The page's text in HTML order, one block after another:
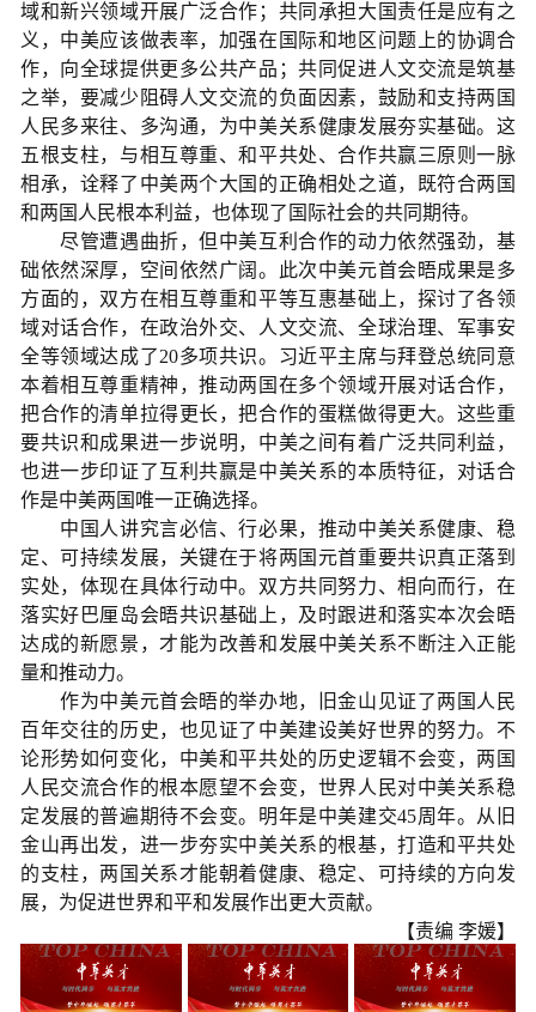
域和新兴领域开展广泛合作；共同承担大国责任是应有之
义，中美应该做表率，加强在国际和地区问题上的协调合
作，向全球提供更多公共产品；共同促进人文交流是筑基
之举，要减少阻碍人文交流的负面因素，鼓励和支持两国
人民多来往、多沟通，为中美关系健康发展夯实基础。这
五根支柱，与相互尊重、和平共处、合作共赢三原则一脉
相承，诠释了中美两个大国的正确相处之道，既符合两国
和两国人民根本利益，也体现了国际社会的共同期待。
尽管遭遇曲折，但中美互利合作的动力依然强劲，基
础依然深厚，空间依然广阔。此次中美元首会晤成果是多
方面的，双方在相互尊重和平等互惠基础上，探讨了各领
域对话合作，在政治外交、人文交流、全球治理、军事安
全等领域达成了20多项共识。习近平主席与拜登总统同意
本着相互尊重精神，推动两国在多个领域开展对话合作，
把合作的清单拉得更长，把合作的蛋糕做得更大。这些重
要共识和成果进一步说明，中美之间有着广泛共同利益，
也进一步印证了互利共赢是中美关系的本质特征，对话合
作是中美两国唯一正确选择。
中国人讲究言必信、行必果，推动中美关系健康、稳
定、可持续发展，关键在于将两国元首重要共识真正落到
实处，体现在具体行动中。双方共同努力、相向而行，在
落实好巴厘岛会晤共识基础上，及时跟进和落实本次会晤
达成的新愿景，才能为改善和发展中美关系不断注入正能
量和推动力。
作为中美元首会晤的举办地，旧金山见证了两国人民
百年交往的历史，也见证了中美建设美好世界的努力。不
论形势如何变化，中美和平共处的历史逻辑不会变，两国
人民交流合作的根本愿望不会变，世界人民对中美关系稳
定发展的普遍期待不会变。明年是中美建交45周年。从旧
金山再出发，进一步夯实中美关系的根基，打造和平共处
的支柱，两国关系才能朝着健康、稳定、可持续的方向发
展，为促进世界和平和发展作出更大贡献。
【责编 李媛】